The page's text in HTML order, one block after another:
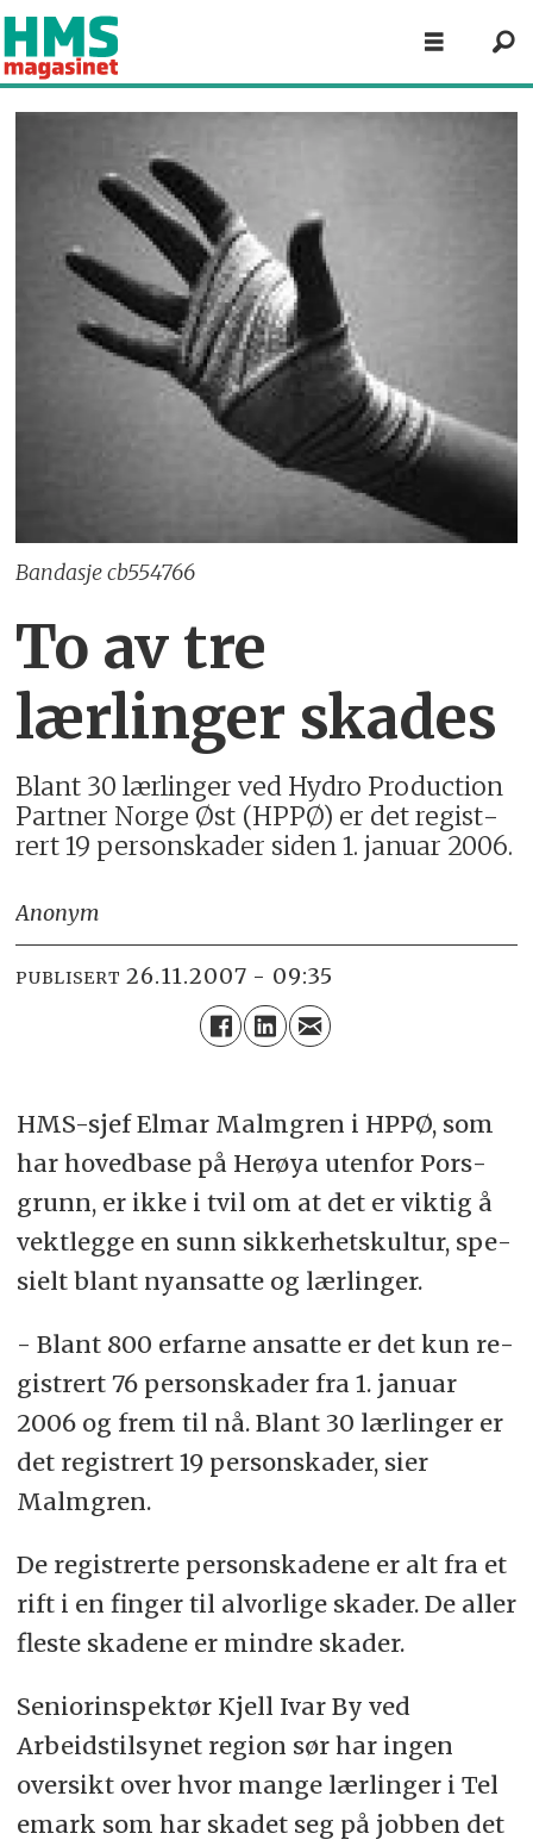
Bandasje cb554766
To av tre
lærlinger skades
Blant 30 lær­lin­ger ved Hydro Pro­duc­tion
Part­ner Norge Øst (HPPØ) er det re­gist­
rert 19 per­son­skader siden 1. januar 2006.
Anonym
PUBLISERT 26.11.2007 - 09:35
HMS-sjef Elmar Malm­gren i HPPØ, som
har hoved­base på Her­øya utenfor Pors­
grunn, er ikke i tvil om at det er vik­tig å
vekt­leg­ge en sunn sik­ker­hets­kul­tur, spe­
si­elt blant ny­an­sat­te og lær­lin­ger.
- Blant 800 er­far­ne an­sat­te er det kun re­
gist­rert 76 per­son­ska­der fra 1. ja­nu­ar
2006 og frem til nå. Blant 30 lær­lin­ger er
det re­gist­rert 19 per­son­ska­der, sier
Malm­gren.
De re­gist­rer­te per­son­ska­de­ne er alt fra et
rift i en fin­ger til al­vor­li­ge ska­der. De al­ler
fles­te ska­de­ne er mind­re ska­der.
Se­ni­or­in­spek­tør Kjell Ivar By ved
Arbeids­til­sy­net re­gi­on sør har in­gen
over­sikt over hvor man­ge lær­lin­ger i Te­l
e­mark som har ska­det seg på job­ben det